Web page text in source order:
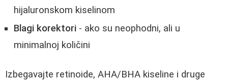
hijaluronskom kiselinom
Blagi korektori - ako su neophodni, ali u
minimalnoj količini
Izbegavajte retinoide, AHA/BHA kiseline i druge